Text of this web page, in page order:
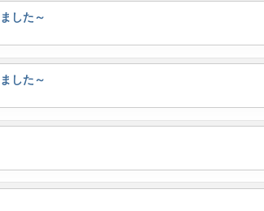
した～
した～